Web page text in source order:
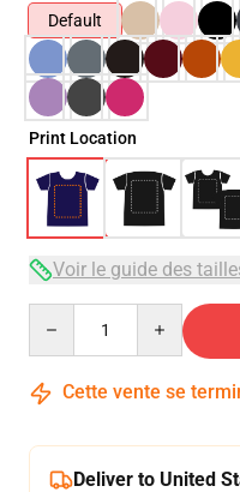
Default
Print Location
Voir le guide des
Cette vente se
Deliver to United